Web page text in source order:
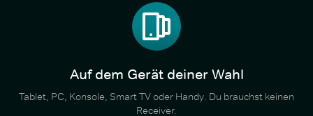
Auf dem Gerät deiner Wahl
Tablet, PC, Konsole, Smart TV oder Handy. Du brauchst keinen
Receiver.